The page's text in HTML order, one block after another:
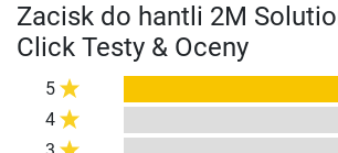
Zacisk do hantli 2M
Click Testy & Oceny
5
4